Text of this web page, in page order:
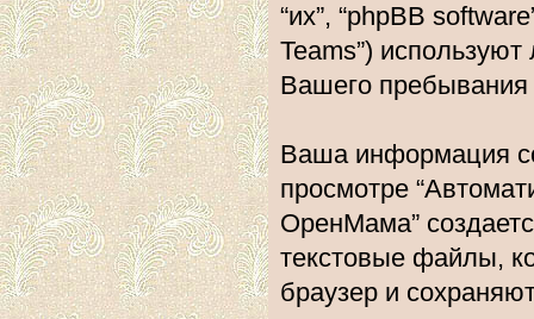
“их”, “phpBB
Teams”)
Вашего
Ваша информация
просмотре
ОренМама”
текстовые файлы,
браузер и